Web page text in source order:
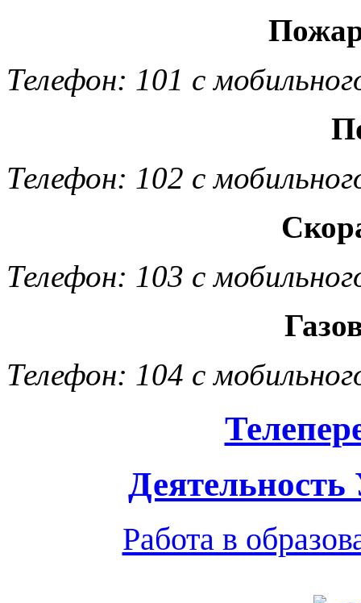
Телефон: 101 с
Телефон: 102 с
Телефон: 103 с
Телефон: 104 с
Работа в